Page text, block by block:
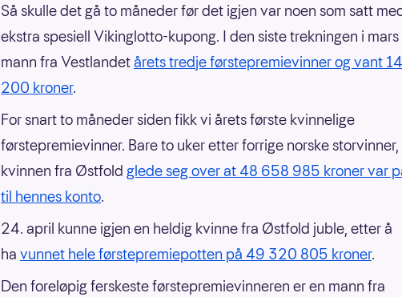
Så skulle det gå to måneder før det igjen var noen som satt
ekstra spesiell Vikinglotto-kupong. I den siste trekningen i
mann fra Vestlandetårets tredje førstepremievinner og vant
200 kroner.
For snart to måneder siden fikk vi årets første kvinnelige
førstepremievinner. Bare to uker etter forrige norske
kvinnen fra Østfold glede seg over at 48 658 985 kroner var
til hennes konto.
24. april kunne igjen en heldig kvinne fra Østfold juble, etter å
ha vunnet hele førstepremiepotten på 49 320 805 kroner.
Den foreløpig ferskeste førstepremievinneren er en mann fra